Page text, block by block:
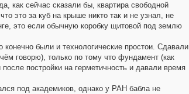
как сейчас сказали бы, квартира свободной
это за куб на крыше никто так и не узнал, не
это если обычную коробку щитовой под землю
были и технологические простои. Сдавали
говорю), только по тому что фундамент (как
постройки на герметичность и давали время
под академиков, однако у РАН бабла не